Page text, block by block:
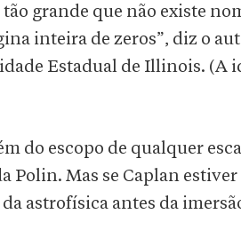
grande que não existe
inteira de zeros”, diz o
Estadual de Illinois. (A
do escopo de qualquer
Polin. Mas se Caplan
astrofísica antes da